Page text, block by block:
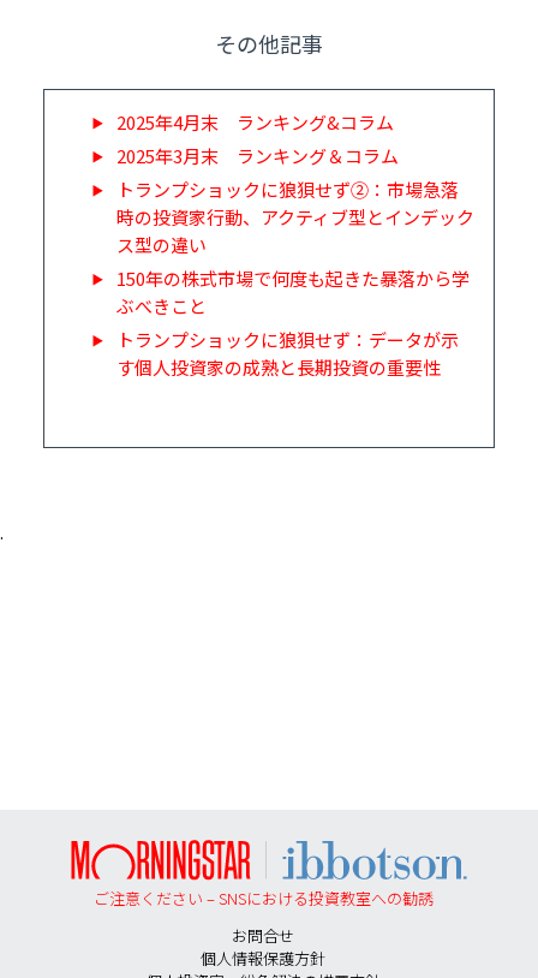
その他記事
2025年4月末 ランキング&コラム
2025年3月末 ランキング＆コラム
トランプショックに狼狽せず②：市場急落
時の投資家行動、アクティブ型とインデック
ス型の違い
150年の株式市場で何度も起きた暴落から学
ぶべきこと
トランプショックに狼狽せず：データが示
す個人投資家の成熟と長期投資の重要性
ご注意ください – SNSにおける投資教室への勧誘
お問合せ
個人情報保護方針